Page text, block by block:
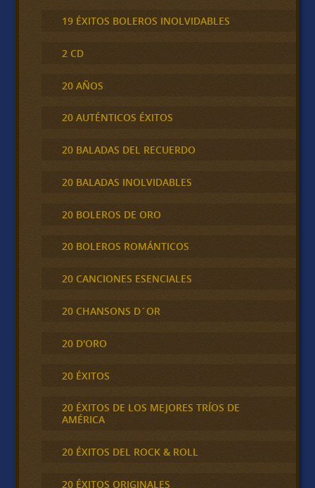
19 ÉXITOS BOLEROS INOLVIDABLES
2 CD
20 AÑOS
20 AUTÉNTICOS ÉXITOS
20 BALADAS DEL RECUERDO
20 BALADAS INOLVIDABLES
20 BOLEROS DE ORO
20 BOLEROS ROMÁNTICOS
20 CANCIONES ESENCIALES
20 CHANSONS D´OR
20 D'ORO
20 ÉXITOS
20 ÉXITOS DE LOS MEJORES TRÍOS DE
AMÉRICA
20 ÉXITOS DEL ROCK & ROLL
20 ÉXITOS ORIGINALES